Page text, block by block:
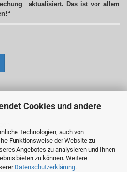
Cookies und andere
Technologien, auch von
Funktionsweise der Website zu
Angebotes zu analysieren und Ihnen
bieten zu können. Weitere
Datenschutzerklärung.
aktualisiert. Das ist vor allem